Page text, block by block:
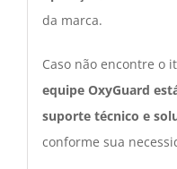
da marca.
Caso não encontre o
equipe OxyGuard
suporte técnico e
conforme sua